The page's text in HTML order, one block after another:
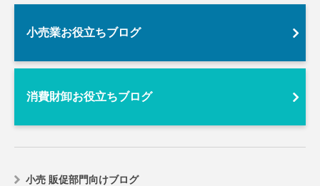
小売業お役立ちブログ
消費財卸お役立ちブログ
小売 販促部門向けブログ